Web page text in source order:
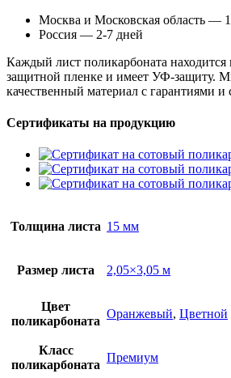
Москва и Московская область —
Россия — 2-7 дней
Каждый лист поликарбоната находится
защитной пленке и имеет УФ-защиту.
качественный материал с гарантиями и
Сертификаты на продукцию
Толщина листа 15 мм
Размер листа 2,05×3,05 м
Цвет
поликарбоната
Оранжевый, Цветной
Класс
поликарбоната
Премиум